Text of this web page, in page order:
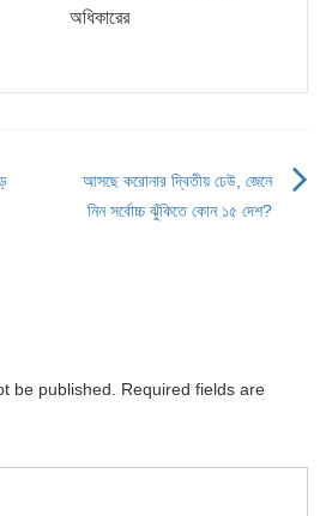
অধিকারের
আসছে করোনার দ্বিতীয় ঢেউ, জেনে
নিন সর্বোচ্চ ঝুঁকিতে কোন ১৫ দেশ?
be published. Required fields are